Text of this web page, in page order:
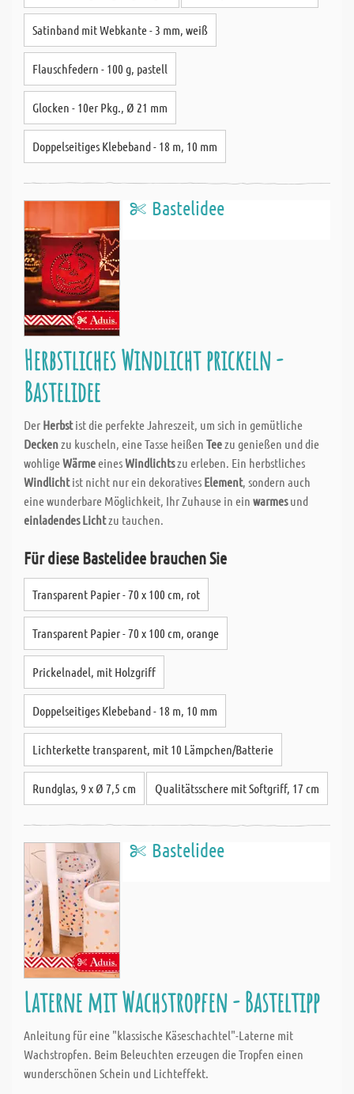
Satinband mit Webkante - 3 mm, weiß
Flauschfedern - 100 g, pastell
Glocken - 10er Pkg., Ø 21 mm
Doppelseitiges Klebeband - 18 m, 10 mm
Bastelidee
Herbstliches Windlicht prickeln -
Bastelidee
Der Herbstist die perfekte Jahreszeit, um sich in gemütliche
Deckenzu kuscheln, eine Tasse heißen Teezu genießen und die
wohligeWärmeeinesWindlichtszu erleben. Ein herbstliches
Windlichtist nicht nur ein dekoratives Element, sondern auch
eine wunderbare Möglichkeit, Ihr Zuhause in ein warmesund
einladendes Lichtzu tauchen.
Für diese Bastelidee brauchen Sie
Transparent Papier - 70 x 100 cm, rot
Transparent Papier - 70 x 100 cm, orange
Prickelnadel, mit Holzgriff
Doppelseitiges Klebeband - 18 m, 10 mm
Lichterkette transparent, mit 10 Lämpchen/Batterie
Rundglas, 9 x Ø 7,5 cm Qualitätsschere mit Softgriff, 17 cm
Bastelidee
Laterne mit Wachstropfen - Basteltipp
Anleitung für eine "klassische Käseschachtel"-Laterne mit
Wachstropfen. Beim Beleuchten erzeugen die Tropfen einen
wunderschönen Schein und Lichteffekt.